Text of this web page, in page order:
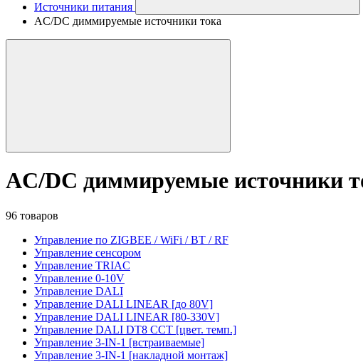
Источники питания
AC/DC диммируемые источники тока
AC/DC диммируемые источники
96 товаров
Управление по ZIGBEE / WiFi / BT / RF
Управление сенсором
Управление TRIAC
Управление 0-10V
Управление DALI
Управление DALI LINEAR [до 80V]
Управление DALI LINEAR [80-330V]
Управление DALI DT8 CCT [цвет. темп.]
Управление 3-IN-1 [встраиваемые]
Управление 3-IN-1 [накладной монтаж]